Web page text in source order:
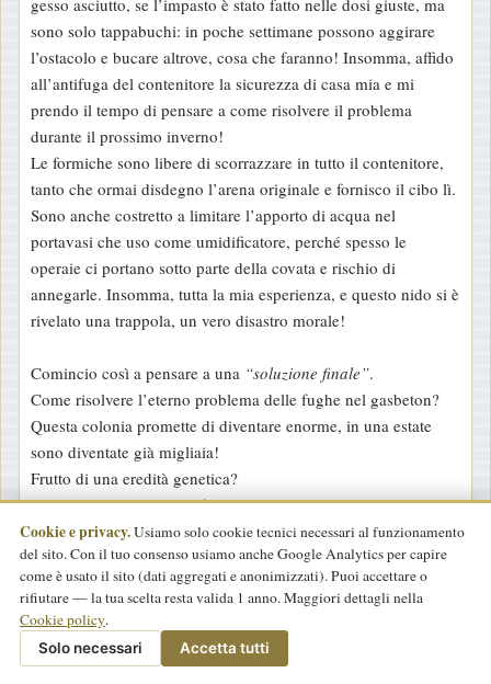
sono solo tappabuchi: in poche settimane possono aggirare
l’ostacolo e bucare altrove, cosa che faranno! Insomma, affido
all’antifuga del contenitore la sicurezza di casa mia e mi
prendo il tempo di pensare a come risolvere il problema
durante il prossimo inverno!
Le formiche sono libere di scorrazzare in tutto il contenitore,
tanto che ormai disdegno l’arena originale e fornisco il cibo lì.
Sono anche costretto a limitare l’apporto di acqua nel
portavasi che uso come umidificatore, perché spesso le
operaie ci portano sotto parte della covata e rischio di
annegarle. Insomma, tutta la mia esperienza, e questo nido si è
rivelato una trappola, un vero disastro morale!
Comincio così a pensare a una “soluzione finale”.
Come risolvere l’eterno problema delle fughe nel gasbeton?
Questa colonia promette di diventare enorme, in una estate
sono diventate già migliaia!
Frutto di una eredità genetica?
Questa regina è più prolifica della mia vecchiacapitatuso è
anche un fattore di specie?
L’altra colonia è cresciuta così velocemente solo al terzo anno,
ma allora io avevo anche molti limiti sia come materiali da
usare, che nelle cure della colonia, per non parlare
dell'alimentazione!
Per contro, la mia prima colonia dibarbarus
Cookie e privacy.Usiamo solo cookie tecnici necessari al funzionamento
del sito. Con il tuo consenso usiamo anche Google Analytics per capire
come è usato il sito (dati aggregati e anonimizzati). Puoi accettare o
rifiutare — la tua scelta resta valida 1 anno. Maggiori dettagli nella
Cookie policy.
Solo necessari Accetta tutti